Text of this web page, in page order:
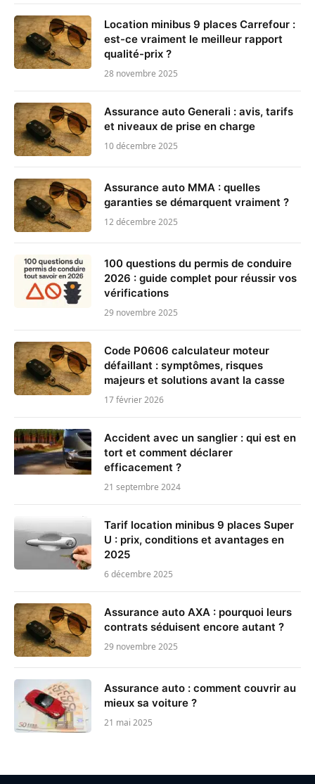
Location minibus 9 places Carrefour :
est-ce vraiment le meilleur rapport
qualité-prix ?
28 novembre 2025
Assurance auto Generali : avis, tarifs
et niveaux de prise en charge
10 décembre 2025
Assurance auto MMA : quelles
garanties se démarquent vraiment ?
12 décembre 2025
100 questions du permis de conduire
2026 : guide complet pour réussir vos
vérifications
29 novembre 2025
Code P0606 calculateur moteur
défaillant : symptômes, risques
majeurs et solutions avant la casse
17 février 2026
Accident avec un sanglier : qui est en
tort et comment déclarer
efficacement ?
21 septembre 2024
Tarif location minibus 9 places Super
U : prix, conditions et avantages en
2025
6 décembre 2025
Assurance auto AXA : pourquoi leurs
contrats séduisent encore autant ?
29 novembre 2025
Assurance auto : comment couvrir au
mieux sa voiture ?
21 mai 2025